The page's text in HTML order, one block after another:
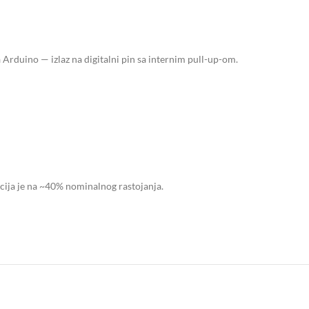
Arduino — izlaz na digitalni pin sa internim pull-up-om.
je na ~40% nominalnog rastojanja.